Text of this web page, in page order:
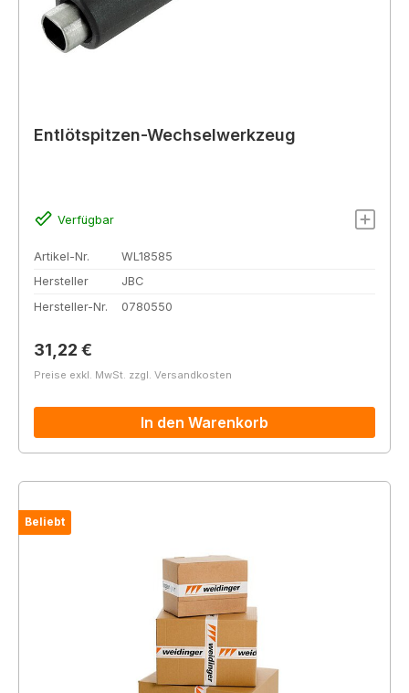
Entlötspitzen-Wechselwerkzeug
Verfügbar
Artikel-Nr.
WL18585
Hersteller
JBC
Hersteller-Nr.
0780550
Regulärer Preis:
31,22 €
Preise exkl. MwSt. zzgl. Versandkosten
In den Warenkorb
Beliebt